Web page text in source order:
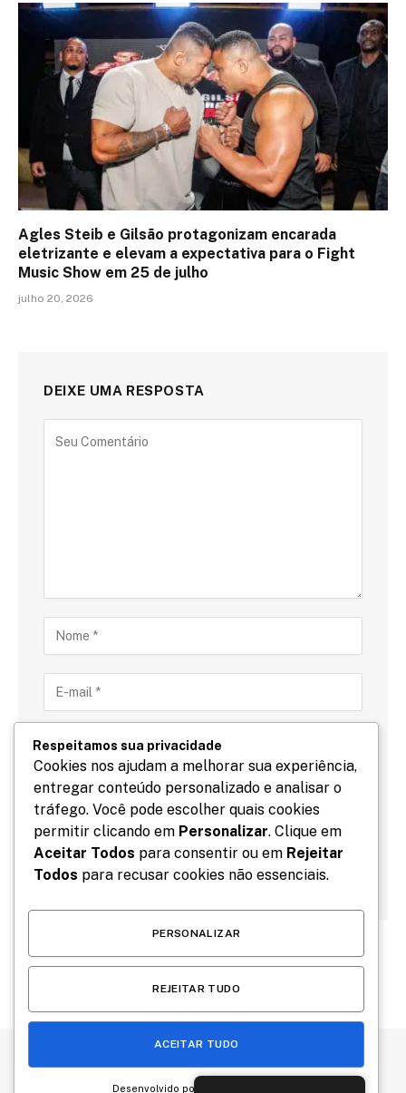
Agles Steib e Gilsão protagonizam encarada
eletrizante e elevam a expectativa para o Fight
Music Show em 25 de julho
julho 20, 2026
DEIXE UMA RESPOSTA
Salve meu nome, email e site neste navegador para
a próxima vez que eu comentar.
Respeitamos sua privacidade
Cookies nos ajudam a melhorar sua experiência,
entregar conteúdo personalizado e analisar o
tráfego. Você pode escolher quais cookies
permitir clicando em Personalizar. Clique em
Aceitar Todos para consentir ou em Rejeitar
Todos para recusar cookies não essenciais.
PERSONALIZAR
REJEITAR TUDO
ACEITAR TUDO
Desenvolvido por